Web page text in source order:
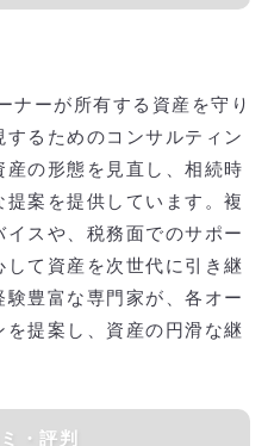
ナーが所有する資産を守り
るためのコンサルティン
の形態を見直し、相続時
案を提供しています。複
スや、税務面でのサポー
して資産を次世代に引き継
豊富な専門家が、各オー
提案し、資産の円滑な継
・評判